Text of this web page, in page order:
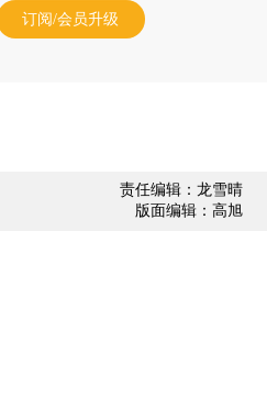
订阅/会员升级
责任编辑：龙雪晴
版面编辑：高旭